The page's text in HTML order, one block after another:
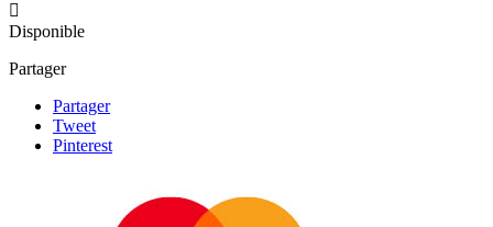

Disponible
Partager
Partager
Tweet
Pinterest